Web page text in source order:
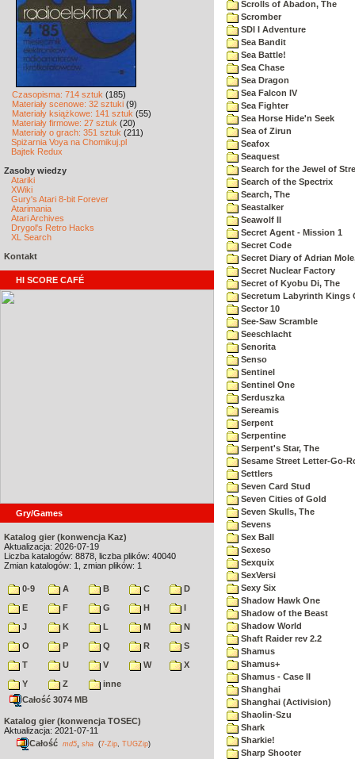
Czasopisma: 714 sztuk (185)
Materiały scenowe: 32 sztuki (9)
Materiały książkowe: 141 sztuk (55)
Materiały firmowe: 27 sztuk (20)
Materiały o grach: 351 sztuk (211)
Spiżarnia Voya na Chomikuj.pl
Bajtek Redux
Zasoby wiedzy
Atariki
XWiki
Gury's Atari 8-bit Forever
Atarimania
Atari Archives
Drygol's Retro Hacks
XL Search
Kontakt
HI SCORE CAFÉ
Gry/Games
Katalog gier (konwencja Kaz)
Aktualizacja: 2026-07-19
Liczba katalogów: 8878, liczba plików: 40040
Zmian katalogów: 1, zmian plików: 1
0-9 A B C
D
E
F G H
I
J
K L M
N
O
P Q R
S
T
U V W
X
Y
Z
inne
Całość 3074 MB
Katalog gier (konwencja TOSEC)
Aktualizacja: 2021-07-11
Całość md5 sha (7-Zip TUGZip)
Scrolls of Abadon, The
Scromber
SDI I Adventure
Sea Bandit
Sea Battle!
Sea Chase
Sea Dragon
Sea Falcon IV
Sea Fighter
Sea Horse Hide'n Seek
Sea of Zirun
Seafox
Seaquest
Search for the Jewel of
Search of the Spectrix
Search, The
Seastalker
Seawolf II
Secret Agent - Mission 1
Secret Code
Secret Diary of Adrian
Secret Nuclear Factory
Secret of Kyobu Di, The
Secretum Labyrinth Kings
Sector 10
See-Saw Scramble
Seeschlacht
Senorita
Senso
Sentinel
Sentinel One
Serduszka
Sereamis
Serpent
Serpentine
Serpent's Star, The
Sesame Street Letter-Go-
Settlers
Seven Card Stud
Seven Cities of Gold
Seven Skulls, The
Sevens
Sex Ball
Sexeso
Sexquix
SexVersi
Sexy Six
Shadow Hawk One
Shadow of the Beast
Shadow World
Shaft Raider rev 2.2
Shamus
Shamus+
Shamus - Case II
Shanghai
Shanghai (Activision)
Shaolin-Szu
Shark
Sharkie!
Sharp Shooter